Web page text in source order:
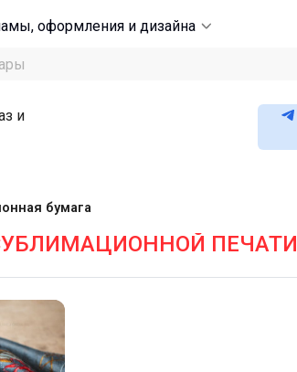
оформления и дизайна
и
бумага
ПЕЧАТИ